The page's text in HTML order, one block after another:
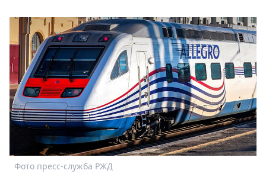
Книги
Выставки
Пресс-
релизы
О
Metro
Стримы
Спецпроекты
Звезды
Выборы
Фото пресс-служба РЖД